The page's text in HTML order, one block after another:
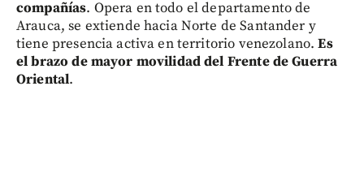
compañías. Opera en todo el departamento de
Arauca, se extiende hacia Norte de Santander y
tiene presencia activa en territorio venezolano.Es
el brazo de mayor movilidad del Frente de Guerra
Oriental.